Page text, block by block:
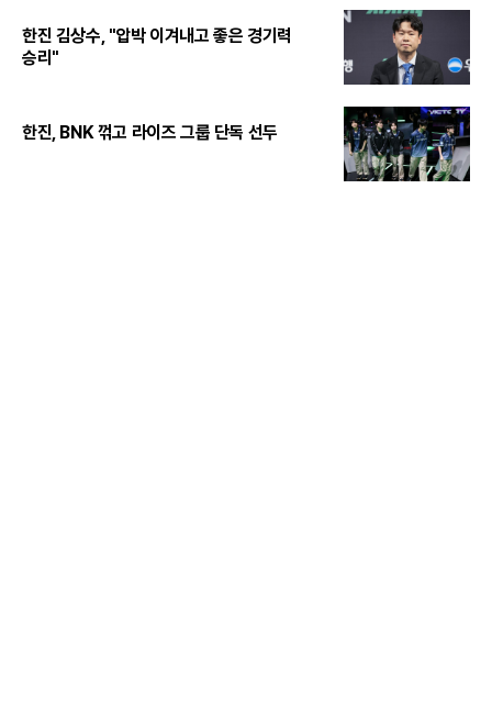
한진 김상수, "압박 이겨내고 좋은 경기력
승리"
한진, BNK 꺾고 라이즈 그룹 단독 선두